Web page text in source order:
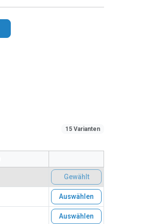
15 Varianten
Gewählt
Auswählen
Auswählen